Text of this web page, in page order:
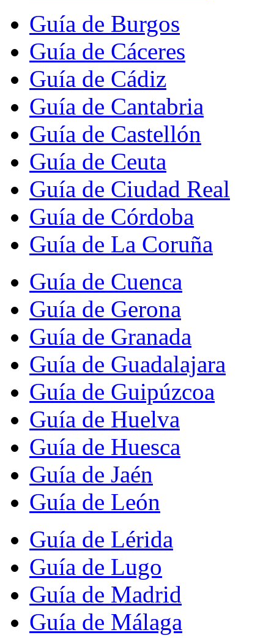
Guía de Burgos
Guía de Cáceres
Guía de Cádiz
Guía de Cantabria
Guía de Castellón
Guía de Ceuta
Guía de Ciudad Real
Guía de Córdoba
Guía de La Coruña
Guía de Cuenca
Guía de Gerona
Guía de Granada
Guía de Guadalajara
Guía de Guipúzcoa
Guía de Huelva
Guía de Huesca
Guía de Jaén
Guía de León
Guía de Lérida
Guía de Lugo
Guía de Madrid
Guía de Málaga